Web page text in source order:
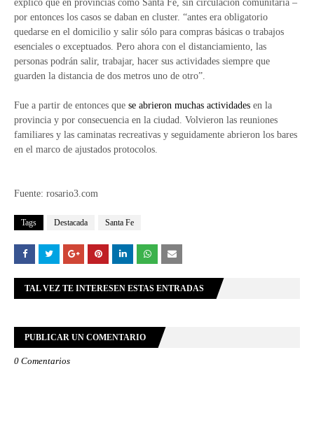
explicó que en provincias como Santa Fe, sin circulación comunitaria –
por entonces los casos se daban en cluster. “antes era obligatorio
quedarse en el domicilio y salir sólo para compras básicas o trabajos
esenciales o exceptuados. Pero ahora con el distanciamiento, las
personas podrán salir, trabajar, hacer sus actividades siempre que
guarden la distancia de dos metros uno de otro”.
Fue a partir de entonces que se abrieron muchas actividades en la
provincia y por consecuencia en la ciudad. Volvieron las reuniones
familiares y las caminatas recreativas y seguidamente abrieron los bares
en el marco de ajustados protocolos.
Fuente: rosario3.com
Tags Destacada Santa Fe
TAL VEZ TE INTERESEN ESTAS ENTRADAS
PUBLICAR UN COMENTARIO
0 Comentarios